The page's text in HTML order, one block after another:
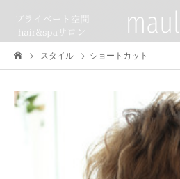
スタイル ショートカット